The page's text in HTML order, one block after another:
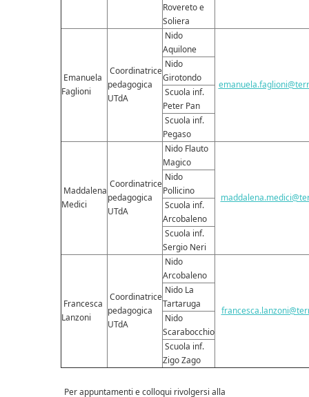
Rovereto e
Soliera
Emanuela
Faglioni
Coordinatrice
pedagogica
UTdA
Nido
Aquilone
Nido
Girotondo
Scuola inf.
Peter Pan
Scuola inf.
Pegaso
Maddalena
Medici
Coordinatrice
pedagogica
UTdA
Nido Flauto
Magico
Nido
Pollicino
Scuola inf.
Arcobaleno
Scuola inf.
Sergio Neri
Francesca
Lanzoni
Coordinatrice
pedagogica
UTdA
Nido
Arcobaleno
Nido La
Tartaruga
Nido
Scarabocchio
Scuola inf.
Zigo Zago
Per appuntamenti e colloqui rivolgersi alla